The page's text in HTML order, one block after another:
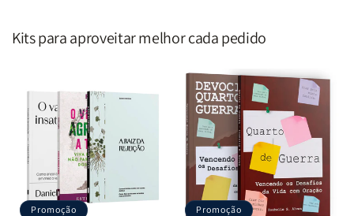
Kits para aproveitar melhor cada pedido
Promoção Promoção